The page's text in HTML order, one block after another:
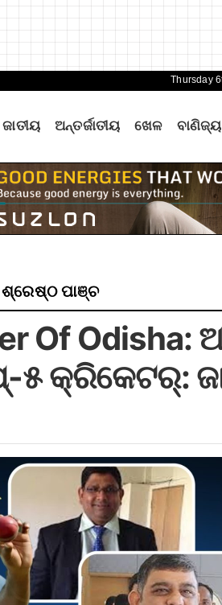
Thursday
ଜାତୀୟ ଅନ୍ତର୍ଜାତୀୟ ଖେଳ ବାଣିଜ୍ୟ
ଶ୍ରେଷ୍ଠ ପାଞ୍ଚ
Of Odisha:
୫ କ୍ରିକେଟର୍‌: